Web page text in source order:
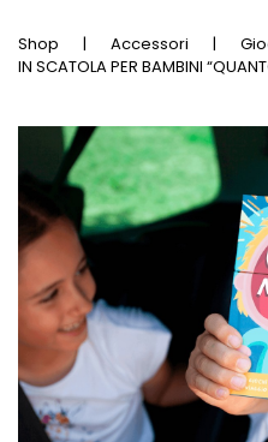
Shop Accessori
IN SCATOLA PER BAMBINI